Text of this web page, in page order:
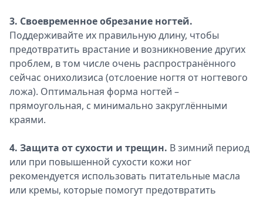
3. Своевременное обрезание ногтей.
Поддерживайте их правильную длину, чтобы
предотвратить врастание и возникновение других
проблем, в том числе очень распространённого
сейчас онихолизиса (отслоение ногтя от ногтевого
ложа). Оптимальная форма ногтей –
прямоугольная, с минимально закруглёнными
краями.
4. Защита от сухости и трещин. В зимний период
или при повышенной сухости кожи ног
рекомендуется использовать питательные масла
или кремы, которые помогут предотвратить